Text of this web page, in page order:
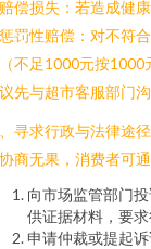
偿损失：若造成健
罚性赔偿：对不符
不足1000元按1000
先与超市客服部门
寻求行政与法律途
商无果，消费者可
向市场监管部门
供证据材料，要
申请仲裁或提起